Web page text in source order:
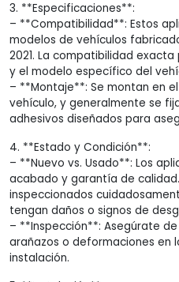
3. **Especificaciones**:
– **Compatibilidad**: Estos
modelos de vehículos
2021. La compatibilidad
y el modelo específico del
– **Montaje**: Se montan en
vehículo, y generalmente se
adhesivos diseñados para
4. **Estado y Condición**:
– **Nuevo vs. Usado**: Los
acabado y garantía de
inspeccionados
tengan daños o signos de
– **Inspección**: Asegúrate
arañazos o deformaciones en
instalación.